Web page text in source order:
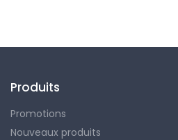
Produits
Promotions
Nouveaux produits